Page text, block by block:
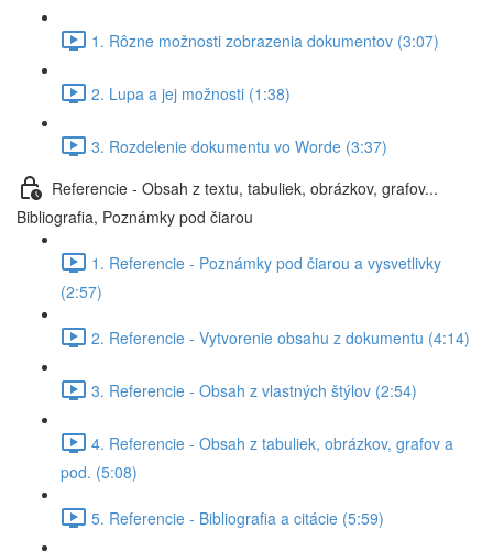
1. Rôzne možnosti zobrazenia dokumentov (3:07)
2. Lupa a jej možnosti (1:38)
3. Rozdelenie dokumentu vo Worde (3:37)
Referencie - Obsah z textu, tabuliek, obrázkov, grafov...
Bibliografia, Poznámky pod čiarou
1. Referencie - Poznámky pod čiarou a vysvetlivky
(2:57)
2. Referencie - Vytvorenie obsahu z dokumentu (4:14)
3. Referencie - Obsah z vlastných štýlov (2:54)
4. Referencie - Obsah z tabuliek, obrázkov, grafov a
pod. (5:08)
5. Referencie - Bibliografia a citácie (5:59)